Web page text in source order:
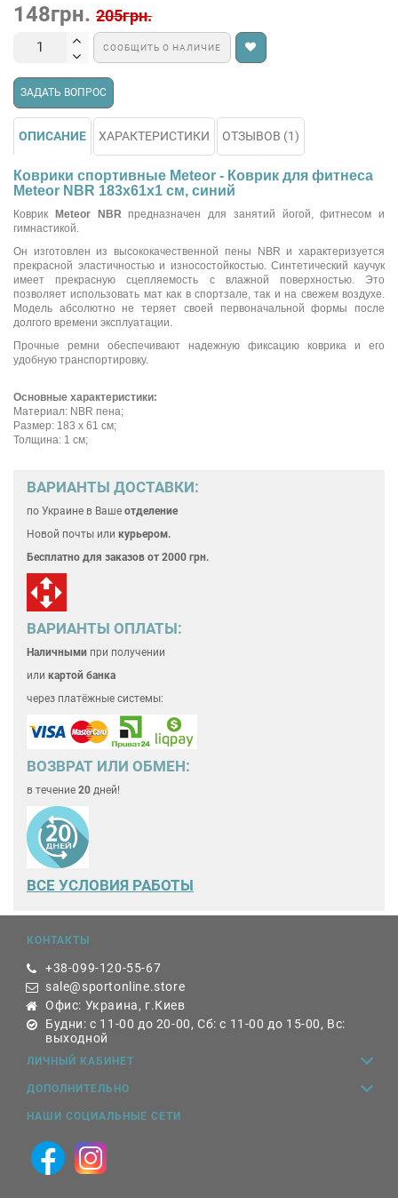
148грн. 205грн.
СООБЩИТЬ О НАЛИЧИЕ
ЗАДАТЬ ВОПРОС
ОПИСАНИЕ ХАРАКТЕРИСТИКИ ОТЗЫВОВ (1)
Коврики спортивные Meteor - Коврик для фитнеса
Meteor NBR 183x61x1 см, синий
Коврик Meteor NBR предназначен для занятий йогой, фитнесом и
гимнастикой.
Он изготовлен из высококачественной пены NBR и характеризуется
прекрасной эластичностью и износостойкостью. Синтетический каучук
имеет прекрасную сцепляемость с влажной поверхностью. Это
позволяет использовать мат как в спортзале, так и на свежем воздухе.
Модель абсолютно не теряет своей первоначальной формы после
долгого времени эксплуатации.
Прочные ремни обеспечивают надежную фиксацию коврика и его
удобную транспортировку.
Основные характеристики:
Материал: NBR пена;
Размер: 183 х 61 см;
Толщина: 1 см;
ВАРИАНТЫ ДОСТАВКИ:
по Украине в Ваше отделение
Новой почты или курьером.
Бесплатно для заказов от 2000 грн.
ВАРИАНТЫ ОПЛАТЫ:
Наличными при получении
или картой банка
через платёжные системы:
ВОЗВРАТ ИЛИ ОБМЕН:
в течение 20 дней!
ВСЕ УСЛОВИЯ РАБОТЫ
КОНТАКТЫ
+38-099-120-55-67
sale@sportonline.store
Офис: Украина, г.Киев
Будни: с 11-00 до 20-00, Сб: с 11-00 до 15-00, Вс:
выходной
ЛИЧНЫЙ КАБИНЕТ
ДОПОЛНИТЕЛЬНО
НАШИ СОЦИАЛЬНЫЕ СЕТИ